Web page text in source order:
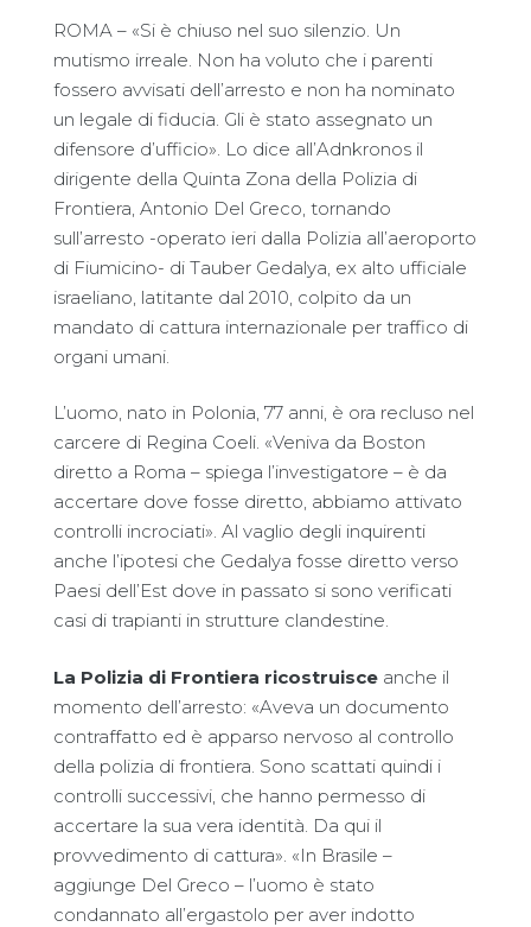
ROMA – «Si è chiuso nel suo silenzio. Un
mutismo irreale. Non ha voluto che i parenti
fossero avvisati dell’arresto e non ha nominato
un legale di fiducia. Gli è stato assegnato un
difensore d’ufficio». Lo dice all’Adnkronos il
dirigente della Quinta Zona della Polizia di
Frontiera, Antonio Del Greco, tornando
sull’arresto -operato ieri dalla Polizia all’aeroporto
di Fiumicino- di Tauber Gedalya, ex alto ufficiale
israeliano, latitante dal 2010, colpito da un
mandato di cattura internazionale per traffico di
organi umani.
L’uomo, nato in Polonia, 77 anni, è ora recluso nel
carcere di Regina Coeli. «Veniva da Boston
diretto a Roma – spiega l’investigatore – è da
accertare dove fosse diretto, abbiamo attivato
controlli incrociati». Al vaglio degli inquirenti
anche l’ipotesi che Gedalya fosse diretto verso
Paesi dell’Est dove in passato si sono verificati
casi di trapianti in strutture clandestine.
La Polizia di Frontiera ricostruisce anche il
momento dell’arresto: «Aveva un documento
contraffatto ed è apparso nervoso al controllo
della polizia di frontiera. Sono scattati quindi i
controlli successivi, che hanno permesso di
accertare la sua vera identità. Da qui il
provvedimento di cattura». «In Brasile –
aggiunge Del Greco – l’uomo è stato
condannato all’ergastolo per aver indotto